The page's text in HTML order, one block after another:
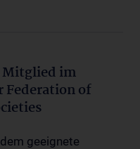
Mitglied im
Federation of
geeignete